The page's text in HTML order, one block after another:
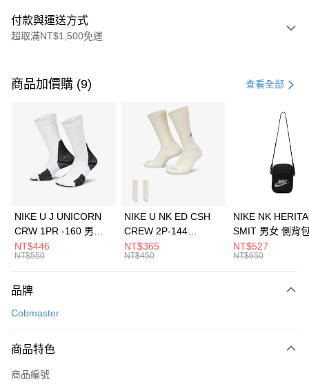
付款與運送方式
超取滿NT$1,500免運
信用卡一次付款
3 期 0 利率 每期 21家銀行
合作金庫商業銀行
第一商業銀行
華南商業銀行
彰化商業銀行
上海商業儲蓄銀行
元大商業銀行
台灣樂天信用卡公司
Apple Pay
全盈+PAY
AFTEE先享後付
【關於「AFTEE先享後付」】
便利好安心！
３．安心：先確認商品／服務後，再付款。
【「AFTEE先享後付」結帳流程】
運送方式
每筆NT$100，滿NT$1,500(含以上)免運費
宅配
商品加價購 (9) 查看全部
NIKE U J UNICORN
CRW 1PR -160 男女
中統襪 FZ3393100
NT$446
NT$550
NIKE U NK ED CSH
CREW 2P-144
EMBRDY 男女 短統襪
FZ3073133
NT$365
NT$450
NIKE NK
SMIT 男女 側背
BA5871010
NT$527
NT$650
品牌
Cobmaster
商品特色
商品編號